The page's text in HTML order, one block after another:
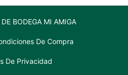
BODEGA MI AMIGA
De Compra
De Privacidad